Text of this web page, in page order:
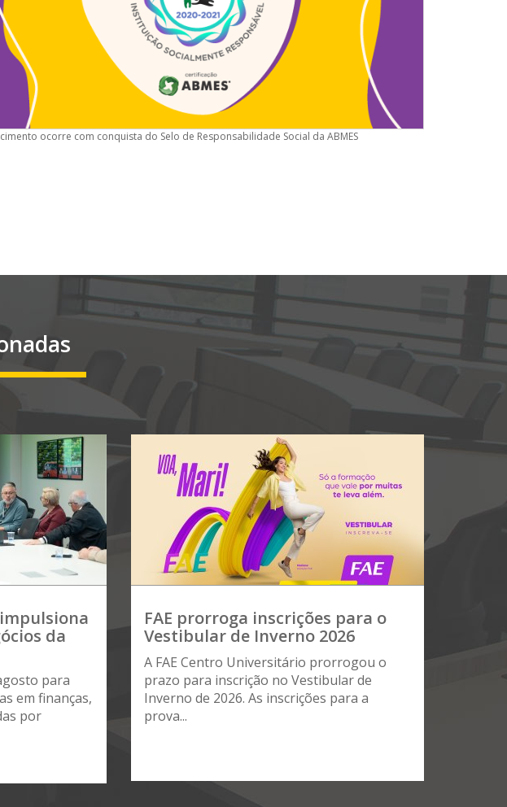
ocorre com conquista do Selo de Responsabilidade Social da ABMES
da
para
em finanças,
por
FAE prorroga inscrições para o
Vestibular de Inverno 2026
A FAE Centro Universitário prorrogou o
prazo para inscrição no Vestibular de
Inverno de 2026. As inscrições para a
prova...